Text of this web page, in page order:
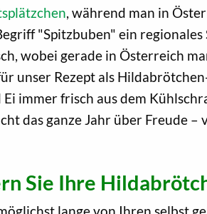
, während man in
"Spitzbuben" ein
wobei gerade in Österreich
unser Rezept als
immer frisch aus dem
das ganze Jahr über Freude
Sie Ihre
lange von Ihren selbst